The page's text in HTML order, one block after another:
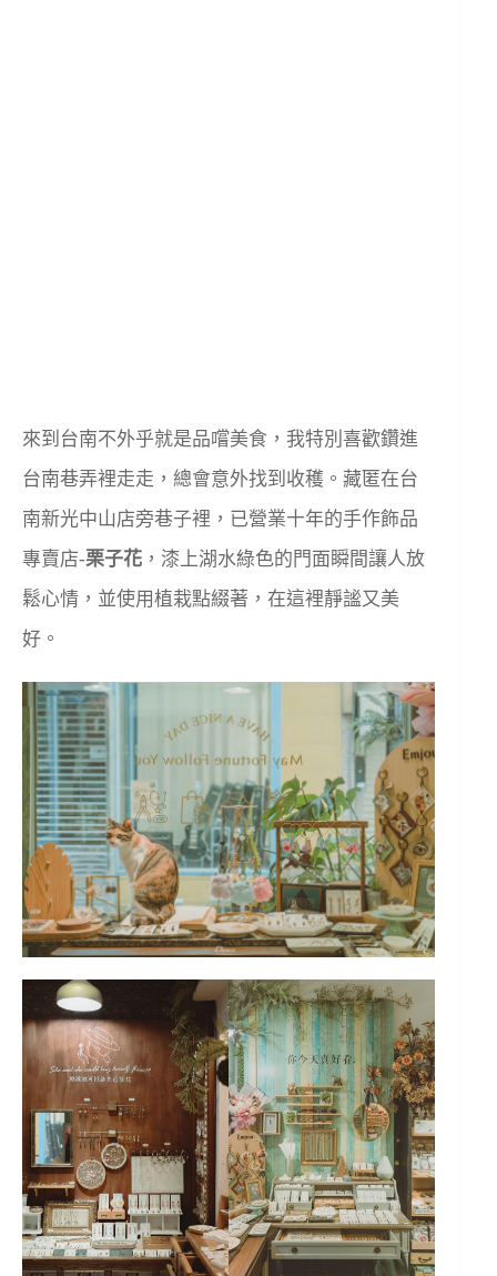
來到台南不外乎就是品嚐美食，我特別喜歡鑽進
台南巷弄裡走走，總會意外找到收穫。藏匿在台
南新光中山店旁巷子裡，已營業十年的手作飾品
專賣店-栗子花 ，漆上湖水綠色的門面瞬間讓人放
鬆心情，並使用植栽點綴著，在這裡靜謐又美
好。